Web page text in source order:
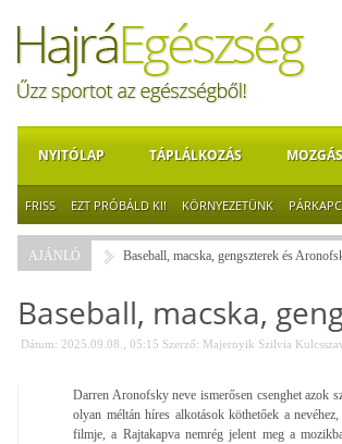
NYITÓLAP TÁPLÁLKOZÁS
FRISS EZT PRÓBÁLD KI! KÖRNYEZETÜNK
AJÁNLÓ Baseball, macska, gengszterek és
Baseball, macska,
Dátum: 2025.09.08., 05:15 Szerző: Majernyik Szilvia
Darren Aronofsky neve ismerősen csenghet azok
olyan méltán híres alkotások köthetőek a
filmje, a Rajtakapva nemrég jelent meg a